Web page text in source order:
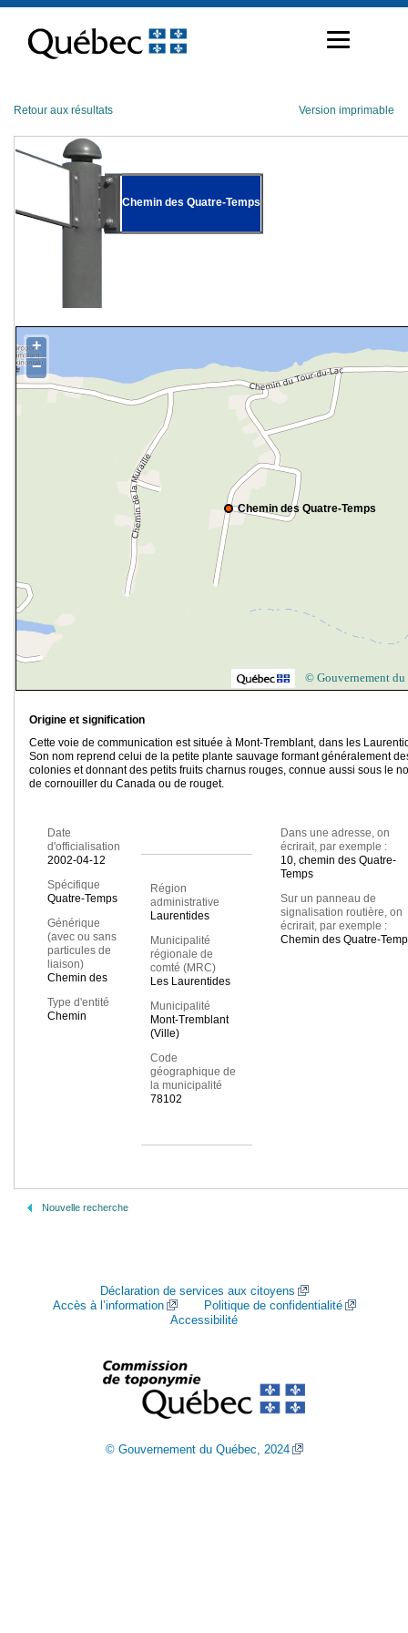
contenu
Retour aux résultats Version imprimable
Chemin des Quatre-Temps
Chemin des Quatre-Temps
+
−
© Gouvernement du
Origine et signification
Cette voie de communication est située à Mont-Tremblant, dans les
Son nom reprend celui de la petite plante sauvage formant généralement
colonies et donnant des petits fruits charnus rouges, connue aussi sous le
de cornouiller du Canada ou de rouget.
Date
d'officialisation
2002-04-12
Spécifique
Quatre-Temps
Générique
(avec ou sans
particules de
liaison)
Chemin des
Type d'entité
Chemin
Région
administrative
Laurentides
Municipalité
régionale de
comté (MRC)
Les Laurentides
Municipalité
Mont-Tremblant
(Ville)
Code
géographique de
la municipalité
78102
Dans une adresse, on
écrirait, par exemple :
10, chemin des Quatre-
Temps
Sur un panneau de
signalisation routière, on
écrirait, par exemple :
Chemin des Quatre-
Nouvelle recherche
Déclaration de services aux citoyens
Accès à l’information
Politique de confidentialité
Accessibilité
© Gouvernement du Québec, 2024